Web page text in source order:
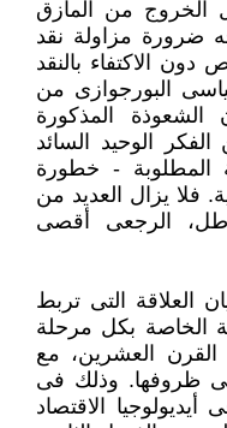
من المأزق
ضرورة مزاولة نقد
الاكتفاء بالنقد
البورجوازى من
الشعوذة المذكورة
الوحيد السائد
المطلوبة - خطورة
فلا يزال العديد من
الرجعى أقصى
العلاقة التى تربط
الخاصة بكل مرحلة
العشرين، مع
ظروفها. وذلك فى
الاقتصاد